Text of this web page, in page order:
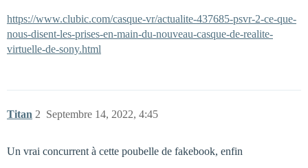
https://www.clubic.com/casque-vr/actualite-437685-psvr-2-ce-que-
nous-disent-les-prises-en-main-du-nouveau-casque-de-realite-
virtuelle-de-sony.html
Titan Septembre 14, 2022, 4:45
2
Un vrai concurrent à cette poubelle de fakebook, enfin